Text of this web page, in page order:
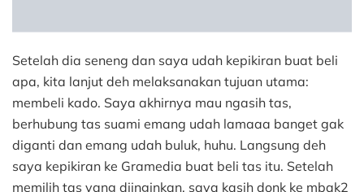
Setelah dia seneng dan saya udah kepikiran buat beli
apa, kita lanjut deh melaksanakan tujuan utama:
membeli kado. Saya akhirnya mau ngasih tas,
berhubung tas suami emang udah lamaaa banget gak
diganti dan emang udah buluk, huhu. Langsung deh
saya kepikiran ke Gramedia buat beli tas itu. Setelah
memilih tas yang diinginkan, saya kasih donk ke mbak2